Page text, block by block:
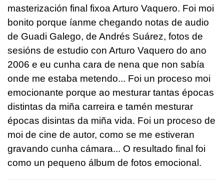
masterización final fixoa Arturo Vaquero. Foi moi
bonito porque íanme chegando notas de audio
de Guadi Galego, de Andrés Suárez, fotos de
sesións de estudio con Arturo Vaquero do ano
2006 e eu cunha cara de nena que non sabía
onde me estaba metendo... Foi un proceso moi
emocionante porque ao mesturar tantas épocas
distintas da miña carreira e tamén mesturar
épocas disintas da miña vida. Foi un proceso de
moi de cine de autor, como se me estiveran
gravando cunha cámara... O resultado final foi
como un pequeno álbum de fotos emocional.